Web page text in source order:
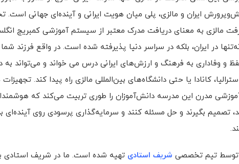
ایران و مالزی، پلی میان هویت ایرانی و آینده‌ای جهانی است.
مالزی به معنای دریافت مدرک معتبر از سیستم آموزشی کمبریج
در ایران، بلکه در سراسر دنیا پذیرفته شده است. در واقع فرزند
و وفاداری به فرهنگ و ارزش‌های ایرانی درس می خواند و می‌تواند به
کانادا یا حتی دانشگاه‌های بین‌المللی مالزی راه پیدا کند.
مدرن این مدرسه دانش‌آموزان را طوری تربیت می‌کند که
تصمیم بگیرند و حل مسئله کنند و سرمایه‌گذاری پرسودی روی آینده‌ای
توسط تیم تخصصی شریف استادی تهیه شده است. ما در شریف استادی